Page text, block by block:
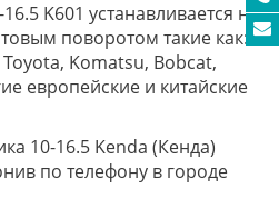
K601 устанавливается на
поворотом такие как:
Komatsu, Bobcat,
европейские и китайские
10-16.5 Kenda (Кенда)
по телефону в городе